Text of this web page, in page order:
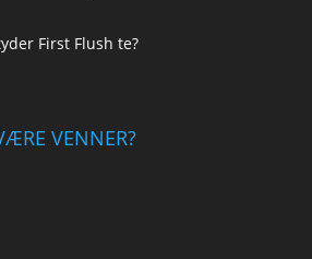
First Flush te?
VENNER?